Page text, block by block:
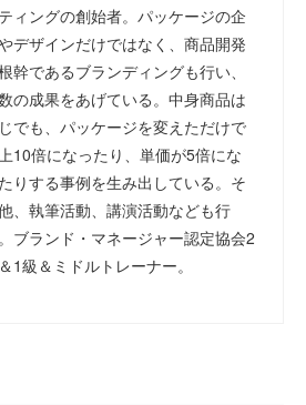
ィングの創始者。パッケージの企
デザインだけではなく、商品開発
幹であるブランディングも行い、
の成果をあげている。中身商品は
でも、パッケージを変えただけで
10倍になったり、単価が5倍にな
りする事例を生み出している。そ
、執筆活動、講演活動なども行
ブランド・マネージャー認定協会2
1級＆ミドルトレーナー。